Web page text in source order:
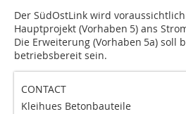
Der SüdOstLink wird
Hauptprojekt (Vorhaben 5) ans
Die Erweiterung (Vorhaben 5a) soll
betriebsbereit sein.
CONTACT
Kleihues Betonbauteile